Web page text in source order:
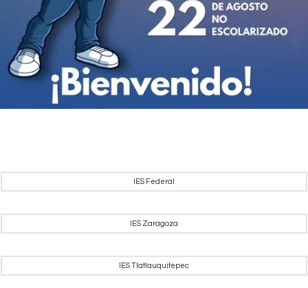
IES Federal
IES Zaragoza
IES Tlatlauquitepec